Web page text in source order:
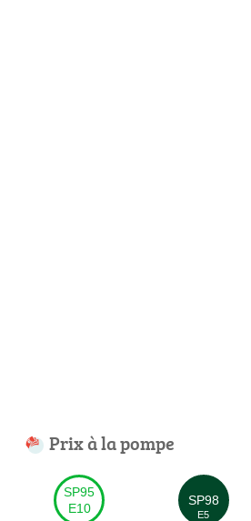
Prix à la pompe
SP95
E10
SP98
E5